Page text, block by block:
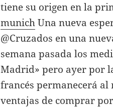
tiene su origen en la
munichUna nueva
@Cruzados en una
semana pasada los
Madrid» pero ayer por
francés permanecerá al
ventajas de comprar